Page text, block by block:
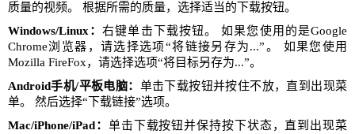
质量的视频。 根据所需的质量，选择适当的下载按钮。
Windows/Linux：右键单击下载按钮。 如果您使用的是Google
Chrome浏览器，请选择选项“将链接另存为...”。 如果您使用
Mozilla FireFox，请选择选项“将目标另存为...”。
Android手机/平板电脑： 单击下载按钮并按住不放，直到出现菜
单。 然后选择“下载链接”选项。
Mac/iPhone/iPad： 单击下载按钮并保持按下状态，直到出现菜